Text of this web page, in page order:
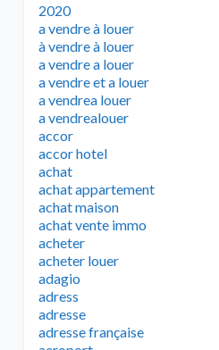
2020
a vendre à louer
à vendre à louer
a vendre a louer
a vendre et a louer
a vendrea louer
a vendrealouer
accor
accor hotel
achat
achat appartement
achat maison
achat vente immo
acheter
acheter louer
adagio
adress
adresse
adresse française